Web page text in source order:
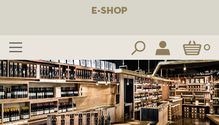
E-SHOP
Carrello0
Salta
al
contenuto